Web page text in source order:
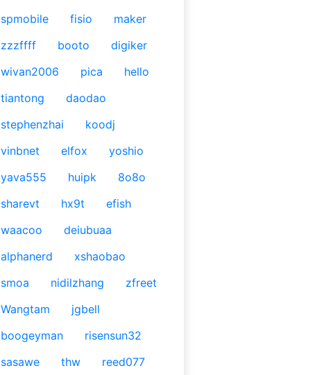
spmobile
fisio
maker
zzzffff
booto
digiker
wivan2006
pica
hello
tiantong
daodao
stephenzhai
koodj
vinbnet
elfox
yoshio
yava555
huipk
8o8o
sharevt
hx9t
efish
waacoo
deiubuaa
alphanerd
xshaobao
smoa
nidilzhang
zfreet
Wangtam
jgbell
boogeyman
risensun32
sasawe
thw
reed077